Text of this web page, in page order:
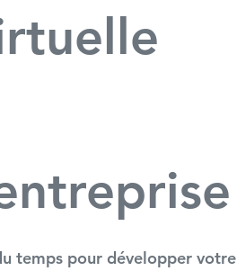
temps pour développer votre